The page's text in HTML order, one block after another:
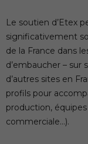
Le soutien d’Etex
significativement
de la France dans
d’embaucher – sur
d’autres sites en
profils pour
production,
commerciale…).